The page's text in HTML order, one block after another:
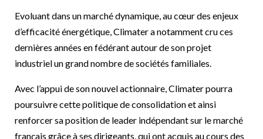
Evoluant dans un marché dynamique, au cœur des enjeux
d’efficacité énergétique, Climater a notamment cru ces
dernières années en fédérant autour de son projet
industriel un grand nombre de sociétés familiales.
Avec l’appui de son nouvel actionnaire, Climater pourra
poursuivre cette politique de consolidation et ainsi
renforcer sa position de leader indépendant sur le marché
français grâce à ses dirigeants, qui ont acquis au cours des